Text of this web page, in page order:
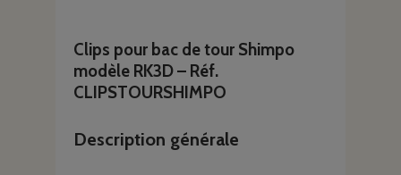
Clips pour bac de tour Shimpo
modèle RK3D – Réf.
CLIPSTOURSHIMPO
Description générale